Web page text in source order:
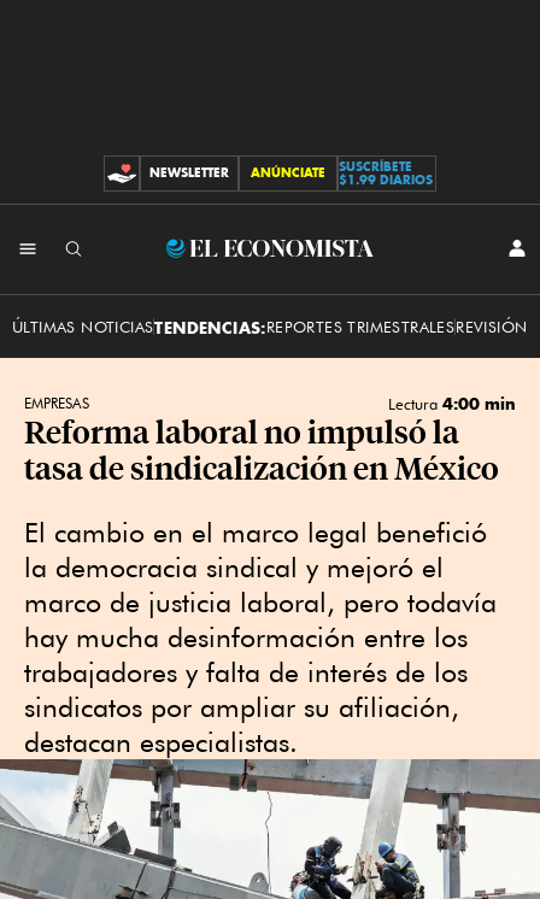
CONTRIBUCIONES
NEWSLETTER ANÚNCIATE
SUSCRÍBETE
$1.99 DIARIOS
El
ÚLTIMAS NOTICIASTENDENCIAS:REPORTES TRIMESTRALESREVISIÓN
EMPRESAS Lectura 4:00 min
Reforma laboral no impulsó la
tasa de sindicalización en México
El cambio en el marco legal benefició
la democracia sindical y mejoró el
marco de justicia laboral, pero todavía
hay mucha desinformación entre los
trabajadores y falta de interés de los
sindicatos por ampliar su afiliación,
destacan especialistas.